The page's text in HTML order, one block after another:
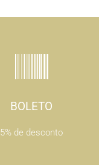
BOLETO
5% de desconto